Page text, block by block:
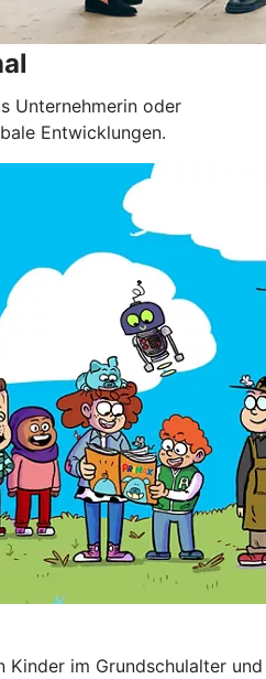
Unternehmerin oder
Entwicklungen.
Kinder im Grundschulalter und